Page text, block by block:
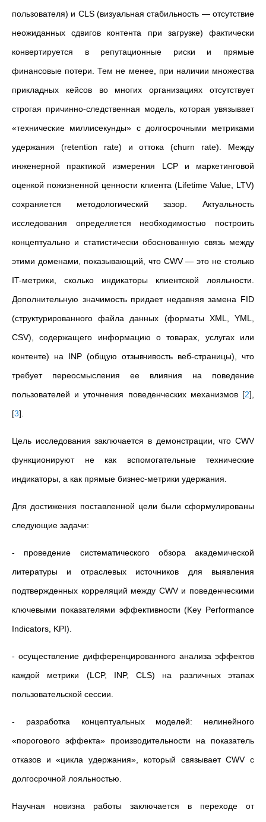
пользователя) и CLS (визуальная стабильность — отсутствие
неожиданных сдвигов контента при загрузке) фактически
конвертируется в репутационные риски и прямые
финансовые потери. Тем не менее, при наличии множества
прикладных кейсов во многих организациях отсутствует
строгая причинно-следственная модель, которая увязывает
«технические миллисекунды» с долгосрочными метриками
удержания (retention rate) и оттока (churn rate). Между
инженерной практикой измерения LCP и маркетинговой
оценкой пожизненной ценности клиента (Lifetime Value, LTV)
сохраняется методологический зазор. Актуальность
исследования определяется необходимостью построить
концептуально и статистически обоснованную связь между
этими доменами, показывающий, что CWV — это не столько
IT-метрики, сколько индикаторы клиентской лояльности.
Дополнительную значимость придает недавняя замена FID
(структурированного файла данных (форматы XML, YML,
CSV), содержащего информацию о товарах, услугах или
контенте) на INP (общую отзывчивость веб-страницы), что
требует переосмысления ее влияния на поведение
пользователей и уточнения поведенческих механизмов [2]
[3]
Цель исследования заключается в демонстрации, что CWV
функционируют не как вспомогательные технические
индикаторы, а как прямые бизнес-метрики удержания.
Для достижения поставленной цели были сформулированы
следующие задачи:
- проведение систематического обзора академической
литературы и отраслевых источников для выявления
подтвержденных корреляций между CWV и поведенческими
ключевыми показателями эффективности (Key Performance
Indicators, KPI).
- осуществление дифференцированного анализа эффектов
каждой метрики (LCP, INP, CLS) на различных этапах
пользовательской сессии.
- разработка концептуальных моделей: нелинейного
«порогового эффекта» производительности на показатель
отказов и «цикла удержания», который связывает CWV с
долгосрочной лояльностью.
Научная новизна работы заключается в переходе от